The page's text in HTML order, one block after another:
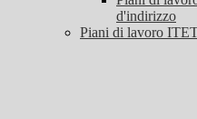
d'indirizzo
Piani di lavoro